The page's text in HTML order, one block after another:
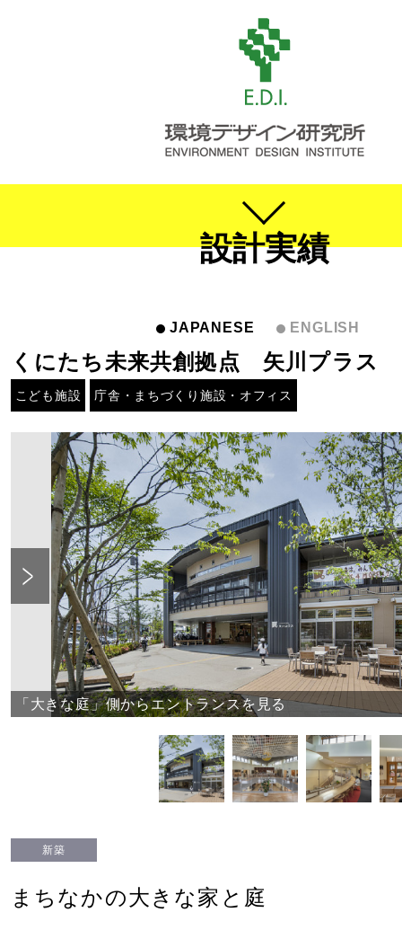
設計実績
JAPANESE ENGLISH
くにたち未来共創拠点 矢川プラス
こども施設 庁舎・まちづくり施設・オフィス
「大きな庭」側からエントランスを見る
Previous
新築
まちなかの大きな家と庭